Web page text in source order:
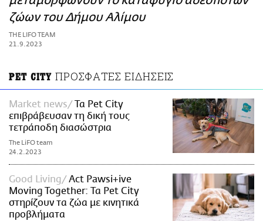
ΑΜΠΑ
PRINT
ζώων του Δήμου Αλίμου
THE LIFO TEAM
21.9.2023
PET CITY ΠΡΟΣΦΑΤΕΣ ΕΙΔΗΣΕΙΣ
Market news
Τα Pet City
επιβράβευσαν τη δική τους
τετράποδη διασώστρια
The LiFO team
24.2.2023
Good Living
Αct Pawsi+ive
Moving Together: Τα Pet City
στηρίζουν τα ζώα με κινητικά
προβλήματα